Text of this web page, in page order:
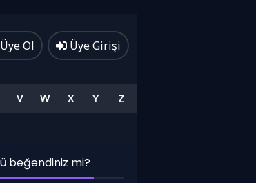
Üye Ol Üye Girişi
V W X Y Z
beğendiniz mi?